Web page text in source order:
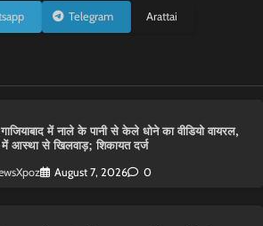
Telegram Arattai
में नाले के पानी से केले धोने का वीडियो वायरल,
में आस्था से खिलवाड़; शिकायत दर्ज
August 7, 2026 0